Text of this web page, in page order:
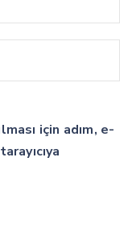
için adım, e-